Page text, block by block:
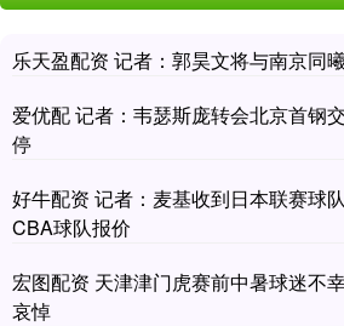
乐天盈配资 记者：郭昊文将与南京同
爱优配 记者：韦瑟斯庞转会北京首钢
停
好牛配资 记者：麦基收到日本联赛球
CBA球队报价
宏图配资 天津津门虎赛前中暑球迷不
哀悼